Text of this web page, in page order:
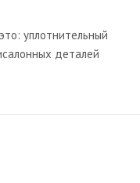
уплотнительный
деталей